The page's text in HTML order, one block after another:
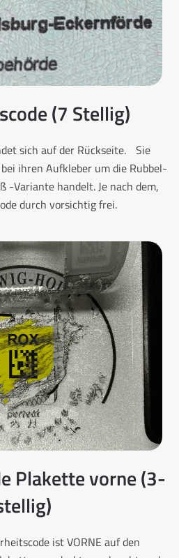
(7 Stellig)
sich auf der Rückseite. Sie
ihren Aufkleber um die Rubbel-
-Variante handelt. Je nach dem,
durch vorsichtig frei.
Plakette vorne (3-
ist VORNE auf den